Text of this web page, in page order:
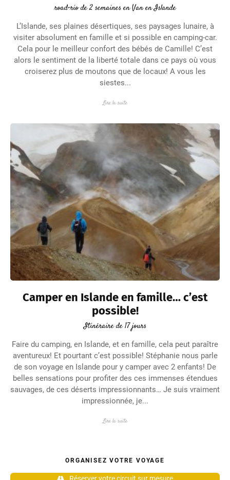
road-rio de 2 semaines en Van en Islande
L’Islande, ses plaines désertiques, ses paysages lunaire, à
visiter absolument en famille et si possible en camping-car.
Cela pour le meilleur confort des bébés de Camille! C’est
alors le sentiment de la liberté totale dans ce pays où vous
croiserez plus de moutons que de locaux! A vous les
siestes...
Lire la suite
Camper en Islande en famille… c’est
possible!
Itinéraire de 17 jours
Faire du camping, en Islande, et en famille, cela peut paraître
aventureux! Et pourtant c’est possible! Stéphanie nous parle
de son voyage en Islande pour y camper avec 2 enfants! De
belles sensations pour profiter des ces immenses étendues
sauvages, de ces déserts impressionnants… Je suis vraiment
impressionnée, je...
Lire la suite
ORGANISEZ VOTRE VOYAGE